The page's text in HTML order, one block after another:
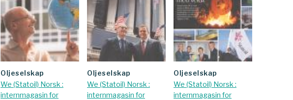
oljeselskap
We (Statoil) Norsk :
internmagasin for
oljeselskap
We (Statoil) Norsk :
internmagasin for
oljeselskap
We (Statoil) Norsk :
internmagasin for